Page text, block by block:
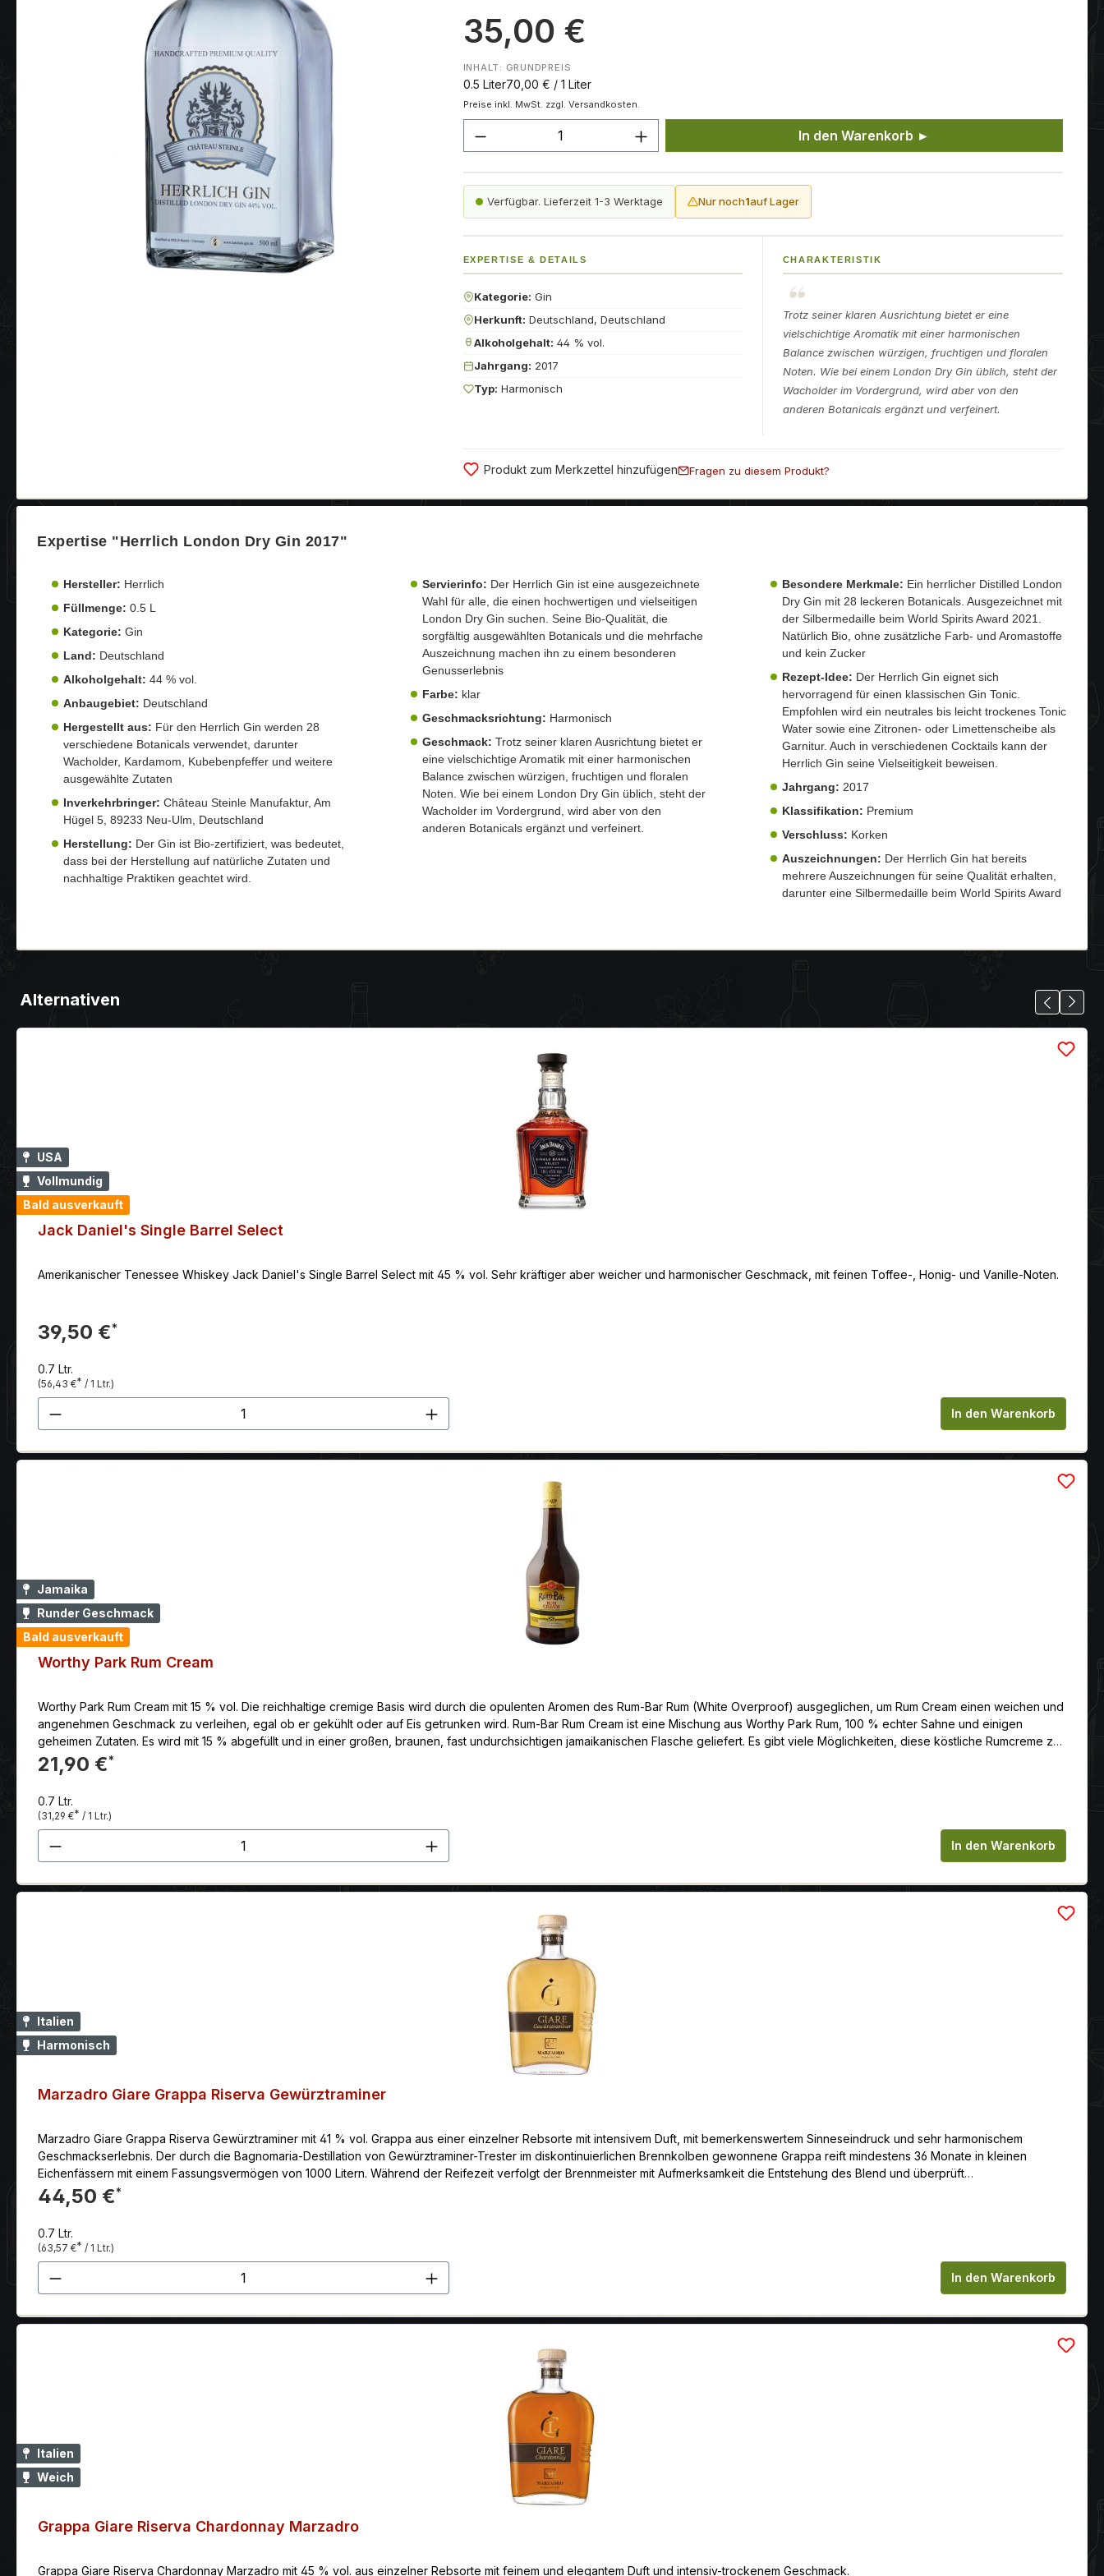
35,00 €
INHALT:
0.5 Liter
GRUNDPREIS
70,00 € / 1 Liter
Preise inkl. MwSt. zzgl. Versandkosten.
Produkt Anzahl: Gib den gewünschten Wert ein oder benutze die
In den Warenkorb ►
Verfügbar. Lieferzeit 1-3 Werktage Nur noch1auf Lager
EXPERTISE & DETAILS
Kategorie: Gin
Herkunft: Deutschland, Deutschland
Alkoholgehalt: 44 % vol.
Jahrgang: 2017
Typ: Harmonisch
CHARAKTERISTIK
Trotz seiner klaren Ausrichtung bietet er eine
vielschichtige Aromatik mit einer harmonischen
Balance zwischen würzigen, fruchtigen und floralen
Noten. Wie bei einem London Dry Gin üblich, steht der
Wacholder im Vordergrund, wird aber von den
anderen Botanicals ergänzt und verfeinert.
Produkt zum Merkzettel hinzufügen Fragen zu diesem Produkt?
Expertise "Herrlich London Dry Gin 2017"
Hersteller: Herrlich
Füllmenge: 0.5 L
Kategorie: Gin
Land: Deutschland
Alkoholgehalt: 44 % vol.
Anbaugebiet: Deutschland
Hergestellt aus: Für den Herrlich Gin werden 28
verschiedene Botanicals verwendet, darunter
Wacholder, Kardamom, Kubebenpfeffer und weitere
ausgewählte Zutaten
Inverkehrbringer: Château Steinle Manufaktur, Am
Hügel 5, 89233 Neu-Ulm, Deutschland
Herstellung: Der Gin ist Bio-zertifiziert, was bedeutet,
dass bei der Herstellung auf natürliche Zutaten und
nachhaltige Praktiken geachtet wird.
Servierinfo: Der Herrlich Gin ist eine ausgezeichnete
Wahl für alle, die einen hochwertigen und vielseitigen
London Dry Gin suchen. Seine Bio-Qualität, die
sorgfältig ausgewählten Botanicals und die mehrfache
Auszeichnung machen ihn zu einem besonderen
Genusserlebnis
Farbe: klar
Geschmacksrichtung: Harmonisch
Geschmack: Trotz seiner klaren Ausrichtung bietet er
eine vielschichtige Aromatik mit einer harmonischen
Balance zwischen würzigen, fruchtigen und floralen
Noten. Wie bei einem London Dry Gin üblich, steht der
Wacholder im Vordergrund, wird aber von den
anderen Botanicals ergänzt und verfeinert.
Besondere Merkmale: Ein herrlicher Distilled London
Dry Gin mit 28 leckeren Botanicals. Ausgezeichnet mit
der Silbermedaille beim World Spirits Award 2021.
Natürlich Bio, ohne zusätzliche Farb- und Aromastoffe
und kein Zucker
Rezept-Idee: Der Herrlich Gin eignet sich
hervorragend für einen klassischen Gin Tonic.
Empfohlen wird ein neutrales bis leicht trockenes Tonic
Water sowie eine Zitronen- oder Limettenscheibe als
Garnitur. Auch in verschiedenen Cocktails kann der
Herrlich Gin seine Vielseitigkeit beweisen.
Jahrgang: 2017
Klassifikation: Premium
Verschluss: Korken
Auszeichnungen: Der Herrlich Gin hat bereits
mehrere Auszeichnungen für seine Qualität erhalten,
darunter eine Silbermedaille beim World Spirits Award
Alternativen
USA
Vollmundig
Bald ausverkauft
Jack Daniel's Single Barrel Select
Amerikanischer Tenessee Whiskey Jack Daniel's Single Barrel Select mit 45 % vol. Sehr kräftiger aber weicher und harmonischer Geschmack, mit feinen Toffee-, Honig- und Vanille-Noten.
39,50 €*
0.7 Ltr.
(56,43 €* / 1 Ltr.)
Produkt Anzahl: Gib den gewünschten Wert ein oder benutze die Schaltflächen um die Anzahl zu erhöhen oder
In den Warenkorb
Jamaika
Runder Geschmack
Bald ausverkauft
Worthy Park Rum Cream
Worthy Park Rum Cream mit 15 % vol. Die reichhaltige cremige Basis wird durch die opulenten Aromen des Rum-Bar Rum (White Overproof) ausgeglichen, um Rum Cream einen weichen und
angenehmen Geschmack zu verleihen, egal ob er gekühlt oder auf Eis getrunken wird. Rum-Bar Rum Cream ist eine Mischung aus Worthy Park Rum, 100 % echter Sahne und einigen
geheimen Zutaten. Es wird mit 15 % abgefüllt und in einer großen, braunen, fast undurchsichtigen jamaikanischen Flasche geliefert. Es gibt viele Möglichkeiten, diese köstliche Rumcreme zu
genießen. Er schmeckt köstlich als Drink „on the rocks“, als Aperitif nach dem Abendessen, jederzeit als perfekte Ergänzung zu einer heißen Tasse Kaffee oder sogar als Ergänzung zu
einem Dessert.
21,90 €*
0.7 Ltr.
(31,29 €* / 1 Ltr.)
Produkt Anzahl: Gib den gewünschten Wert ein oder benutze die Schaltflächen um die Anzahl zu erhöhen oder
In den Warenkorb
Italien
Harmonisch
Marzadro Giare Grappa Riserva Gewürztraminer
Marzadro Giare Grappa Riserva Gewürztraminer mit 41 % vol. Grappa aus einer einzelner Rebsorte mit intensivem Duft, mit bemerkenswertem Sinneseindruck und sehr harmonischem
Geschmackserlebnis. Der durch die Bagnomaria-Destillation von Gewürztraminer-Trester im diskontinuierlichen Brennkolben gewonnene Grappa reift mindestens 36 Monate in kleinen
Eichenfässern mit einem Fassungsvermögen von 1000 Litern. Während der Reifezeit verfolgt der Brennmeister mit Aufmerksamkeit die Entstehung des Blend und überprüft
Geschmacksrichtungen und Aromen, bis ein einzigartiges Gleichgewicht erreicht ist.
44,50 €*
0.7 Ltr.
(63,57 €* / 1 Ltr.)
Produkt Anzahl: Gib den gewünschten Wert ein oder benutze die Schaltflächen um die Anzahl zu erhöhen oder
In den Warenkorb
Italien
Weich
Grappa Giare Riserva Chardonnay Marzadro
Grappa Giare Riserva Chardonnay Marzadro mit 45 % vol. aus einzelner Rebsorte mit feinem und elegantem Duft und intensiv-trockenem Geschmack.